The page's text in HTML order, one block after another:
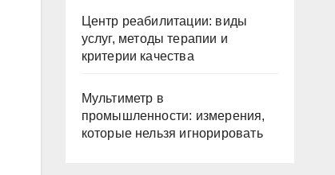
Центр реабилитации: виды
услуг, методы терапии и
критерии качества
Мультиметр в
промышленности: измерения,
которые нельзя игнорировать